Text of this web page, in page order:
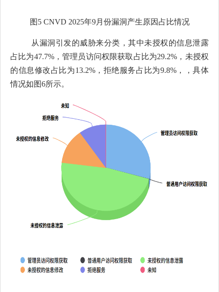
图 5 CNVD 2025年9月份漏洞产生原因占比情况
从漏洞引发的威胁来分类，其中未授权的信息泄露
占比为47.7%，管理员访问权限获取占比为29.2%，未授权
的信息修改占比为13.2%，拒绝服务占比为9.8%，，具体
情况如图6所示。